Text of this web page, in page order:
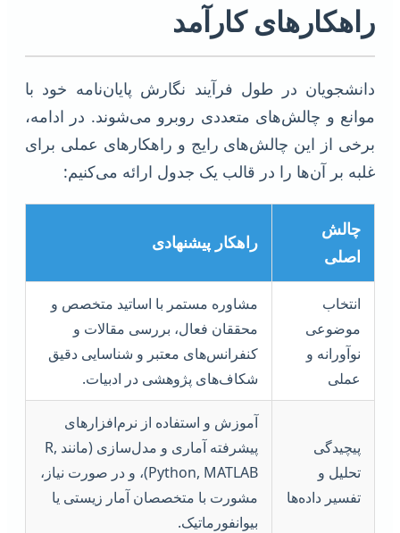
راهکارهای کارآمد
دانشجویان در طول فرآیند نگارش پایان‌نامه خود با
موانع و چالش‌های متعددی روبرو می‌شوند. در ادامه،
برخی از این چالش‌های رایج و راهکارهای عملی برای
غلبه بر آن‌ها را در قالب یک جدول ارائه می‌کنیم:
چالش
اصلی
راهکار پیشنهادی
انتخاب
موضوعی
نوآورانه و
عملی
مشاوره مستمر با اساتید متخصص و
محققان فعال، بررسی مقالات و
کنفرانس‌های معتبر و شناسایی دقیق
شکاف‌های پژوهشی در ادبیات.
پیچیدگی
تحلیل و
تفسیر داده‌ها
آموزش و استفاده از نرم‌افزارهای
پیشرفته آماری و مدل‌سازی (مانند R,
Python, MATLAB)، و در صورت نیاز،
مشورت با متخصصان آمار زیستی یا
بیوانفورماتیک.